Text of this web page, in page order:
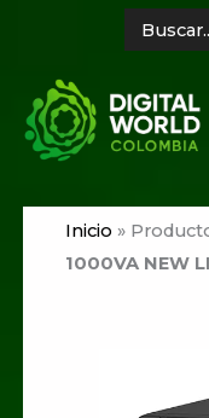
contenido
for:
Inicio »
1000VA NEW